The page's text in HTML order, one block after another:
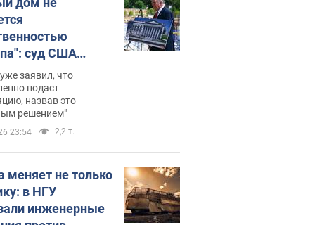
суд США
зала
400 млн
заявил, что
подаст
назвав это
решением"
23:54 2,2 т.
меняет не только
в НГУ
инженерные